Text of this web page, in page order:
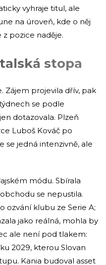
vyhraje titul, ale
na úroveň, kde o něj
z pozice naděje.
stopa
Zájem projevila dřív, pak
se podle
dotazovala. Plzeň
Luboš Kováč po
se jedná intenzivně, ale
módu. Sbírala
se nepustila.
ozvání klubu ze Serie A;
jako reálná, mohla by
ale není pod tlakem:
2029, kterou Slovan
Kania budoval asset